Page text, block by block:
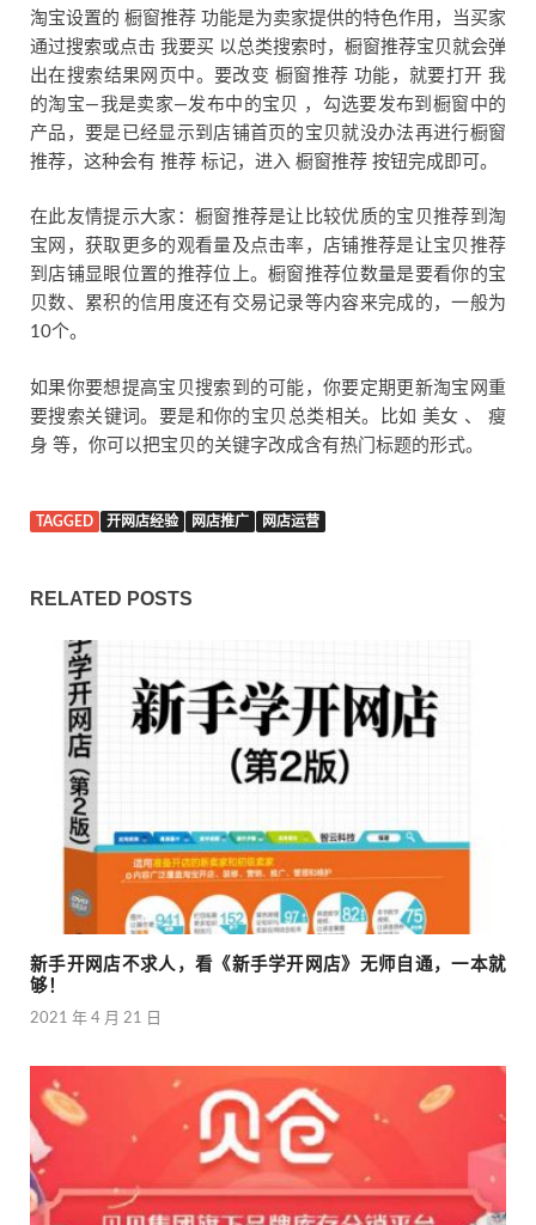
淘宝设置的 橱窗推荐 功能是为卖家提供的特色作用，当买家
通过搜索或点击 我要买 以总类搜索时，橱窗推荐宝贝就会弹
出在搜索结果网页中。要改变 橱窗推荐 功能，就要打开 我
的淘宝—我是卖家—发布中的宝贝 ，勾选要发布到橱窗中的
产品，要是已经显示到店铺首页的宝贝就没办法再进行橱窗
推荐，这种会有 推荐 标记，进入 橱窗推荐 按钮完成即可。
在此友情提示大家：橱窗推荐是让比较优质的宝贝推荐到淘
宝网，获取更多的观看量及点击率，店铺推荐是让宝贝推荐
到店铺显眼位置的推荐位上。橱窗推荐位数量是要看你的宝
贝数、累积的信用度还有交易记录等内容来完成的，一般为
10个。
如果你要想提高宝贝搜索到的可能，你要定期更新淘宝网重
要搜索关键词。要是和你的宝贝总类相关。比如 美女 、 瘦
身 等，你可以把宝贝的关键字改成含有热门标题的形式。
TAGGED 开网店经验 网店推广 网店运营
RELATED POSTS
新手开网店不求人，看《新手学开网店》无师自通，一本就
够！
2021 年 4 月 21 日